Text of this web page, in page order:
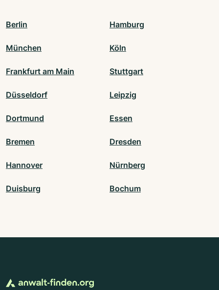
Berlin Hamburg
München Köln
Frankfurt am Main Stuttgart
Düsseldorf Leipzig
Dortmund Essen
Bremen Dresden
Hannover Nürnberg
Duisburg Bochum